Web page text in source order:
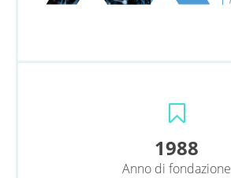
1988
Anno di fondazione